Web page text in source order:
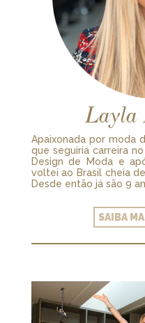
Layla
Apaixonada por moda
que seguiria carreira
Design de Moda e
voltei ao Brasil cheia
Desde então já são 9
SAIBA